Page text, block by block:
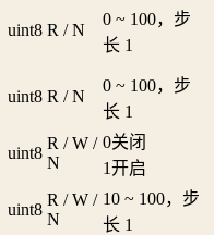
uint8 R / N
0 ~ 100，步
长 1
uint8 R / N
0 ~ 100，步
长 1
uint8
R / W /
N
0关闭
1开启
uint8
R / W /
N
10 ~ 100，步
长 1